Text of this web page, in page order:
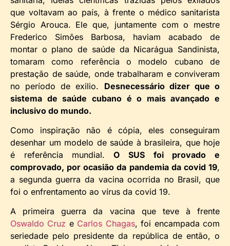
que voltavam ao país, à frente o médico sanitarista
Sérgio Arouca. Ele que, juntamente com o mestre
Frederico Simões Barbosa, haviam acabado de
montar o plano de saúde da Nicarágua Sandinista,
tomaram como referência o modelo cubano de
prestação de saúde, onde trabalharam e conviveram
no período de exilio. Desnecessário dizer que o
sistema de saúde cubano é o mais avançado e
inclusivo do mundo.
Como inspiração não é cópia, eles conseguiram
desenhar um modelo de saúde à brasileira, que hoje
é referência mundial. O SUS foi provado e
comprovado, por ocasião da pandemia da covid 19,
a segunda guerra da vacina ocorrida no Brasil, que
foi o enfrentamento ao vírus da covid 19.
A primeira guerra da vacina que teve à frente
Oswaldo Cruz e Carlos Chagas, foi encampada com
seriedade pelo presidente da república de então, o